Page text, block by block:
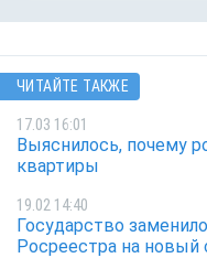
ЧИТАЙТЕ ТАКЖЕ
17.03 16:01
Выяснилось, почему
квартиры
19.02 14:40
Государство
Росреестра на новый